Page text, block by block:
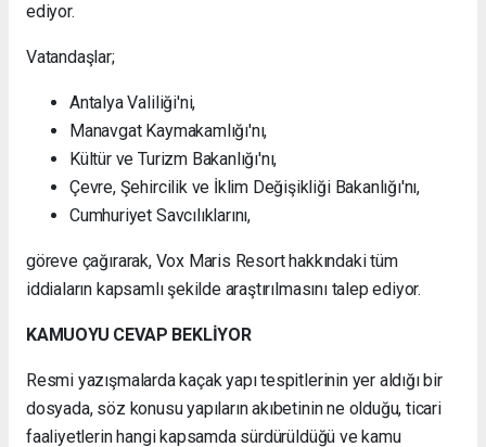
ediyor.
Vatandaşlar;
Antalya Valiliği'ni,
Manavgat Kaymakamlığı'nı,
Kültür ve Turizm Bakanlığı'nı,
Çevre, Şehircilik ve İklim Değişikliği Bakanlığı'nı,
Cumhuriyet Savcılıklarını,
göreve çağırarak, Vox Maris Resort hakkındaki tüm
iddiaların kapsamlı şekilde araştırılmasını talep ediyor.
KAMUOYU CEVAP BEKLİYOR
Resmi yazışmalarda kaçak yapı tespitlerinin yer aldığı bir
dosyada, söz konusu yapıların akıbetinin ne olduğu, ticari
faaliyetlerin hangi kapsamda sürdürüldüğü ve kamu